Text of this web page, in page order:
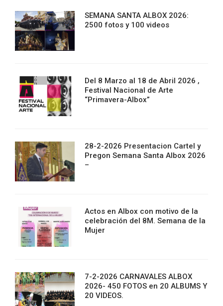
SEMANA SANTA ALBOX 2026:
2500 fotos y 100 videos
Del 8 Marzo al 18 de Abril 2026 ,
Festival Nacional de Arte
“Primavera-Albox”
28-2-2026 Presentacion Cartel y
Pregon Semana Santa Albox 2026
–
Actos en Albox con motivo de la
celebración del 8M. Semana de la
Mujer
7-2-2026 CARNAVALES ALBOX
2026- 450 FOTOS en 20 ALBUMS Y
20 VIDEOS.